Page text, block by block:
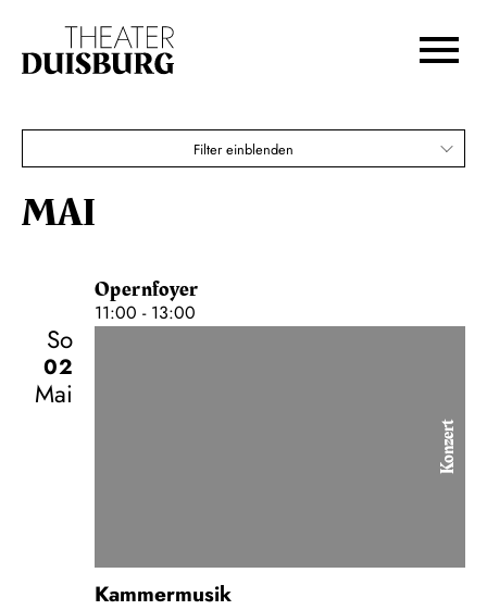
Zur Hauptnavigation springen
Zum Footer springen
Filter einblenden
MAI
Opernfoyer
11:00 - 13:00
So
02
Mai
Konzert
Kammermusik